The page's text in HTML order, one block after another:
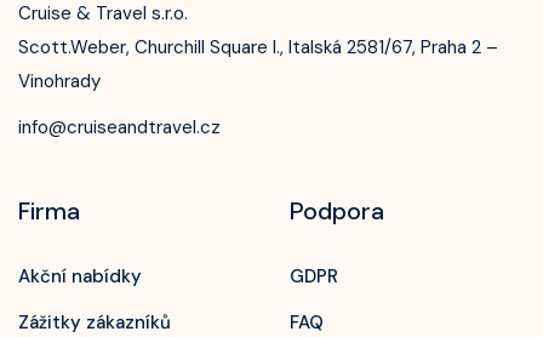
Cruise & Travel s.r.o.
Scott.Weber, Churchill Square I., Italská 2581/67, Praha 2 –
Vinohrady
info@cruiseandtravel.cz
Firma
Akční nabídky
Zážitky zákazníků
Podpora
GDPR
FAQ